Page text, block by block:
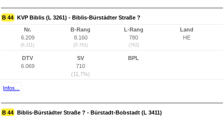
B 44 KVP Biblis (L 3261) - Biblis-Bürstädter Straße ?
Nr.
6.209
(6.211)
B-Rang
8.160
(5.761)
L-Rang
780
(762)
Land
HE
DTV
6.069
SV
710
(11,7%)
BPL
Infos...
B 44 Biblis-Bürstädter Straße ? - Bürstadt-Bobstadt (L 3411)